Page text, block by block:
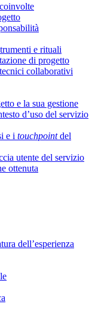
e rituali
di progetto
collaborativi
e la sua gestione
d’uso del servizio
e i touchpointdel
utente del servizio
ottenuta
dell’esperienza